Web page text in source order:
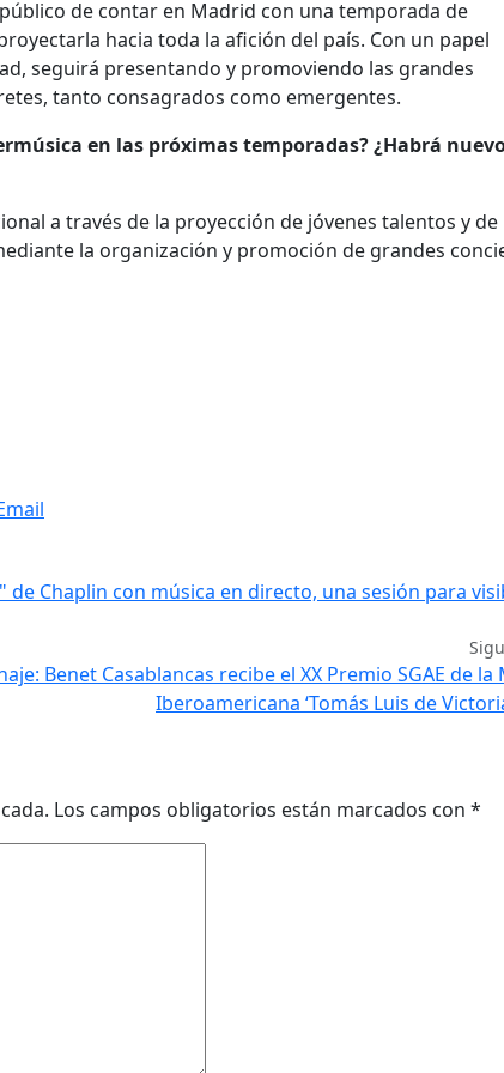
de contar en Madrid con una temporada de
hacia toda la afición del país. Con un papel
seguirá presentando y promoviendo las grandes
tanto consagrados como emergentes.
en las próximas temporadas? ¿Habrá
a través de la proyección de jóvenes talentos y de
la organización y promoción de grandes
Chaplin con música en directo, una sesión para
Benet Casablancas recibe el XX Premio SGAE de la
Iberoamericana ‘Tomás Luis de
Los campos obligatorios están marcados con *